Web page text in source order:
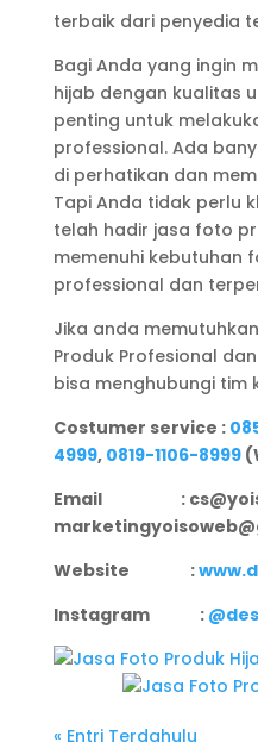
terbaik dari penyedia
Bagi Anda yang ingin
hijab dengan kualitas
penting untuk
professional. Ada
di perhatikan dan
Tapi Anda tidak perlu
telah hadir jasa foto
memenuhi kebutuhan
professional dan
Jika anda
Produk Profesional
bisa menghubungi tim
Costumer service :
4999, 0819-1106-8999
Email :
Website :
Instagram :
« Entri Terdahulu